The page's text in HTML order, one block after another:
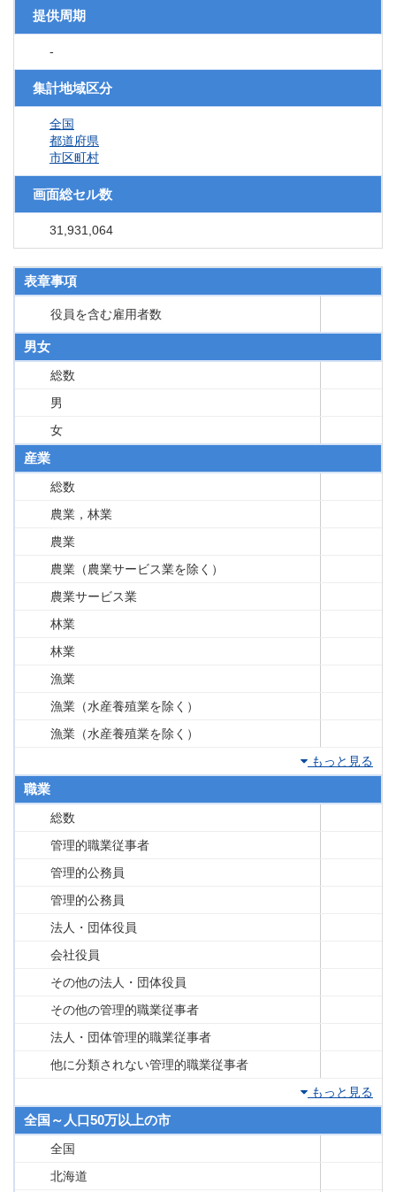
提供周期
-
集計地域区分
全国
都道府県
市区町村
画面総セル数
31,931,064
表章事項
役員を含む雇用者数
男女
総数
男
女
産業
総数
農業，林業
農業
農業（農業サービス業を除く）
農業サービス業
林業
林業
漁業
漁業（水産養殖業を除く）
漁業（水産養殖業を除く）
もっと見る
職業
総数
管理的職業従事者
管理的公務員
管理的公務員
法人・団体役員
会社役員
その他の法人・団体役員
その他の管理的職業従事者
法人・団体管理的職業従事者
他に分類されない管理的職業従事者
もっと見る
全国～人口50万以上の市
全国
北海道